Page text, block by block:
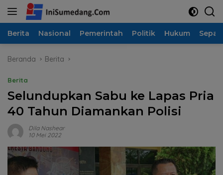
Langsung
Berita Nasional Pemerintah Politik Hukum
Beranda Berita
Berita
Selundupkan Sabu ke Lapas Pria
40 Tahun Diamankan Polisi
Dila Nashear
10 Mei 2022